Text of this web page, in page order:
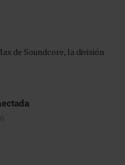
de Soundcore, la división